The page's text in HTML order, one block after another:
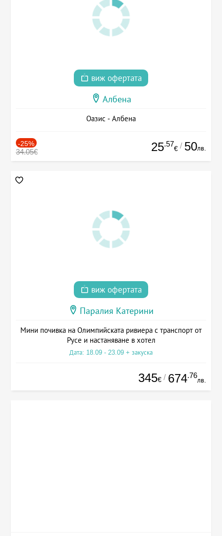
виж офертата
Албена
Оазис - Албена
-25%
34.05€ 25.57
€ / 50лв.
виж офертата
Паралия Катерини
Мини почивка на Олимпийската ривиера с транспорт от
Русе и настаняване в хотел
Дата: 18.09 - 23.09 + закуска
345€ / 674.76
лв.